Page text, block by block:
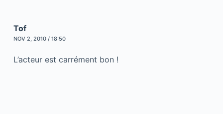
Tof
NOV 2, 2010 / 18:50
L’acteur est carrément bon !